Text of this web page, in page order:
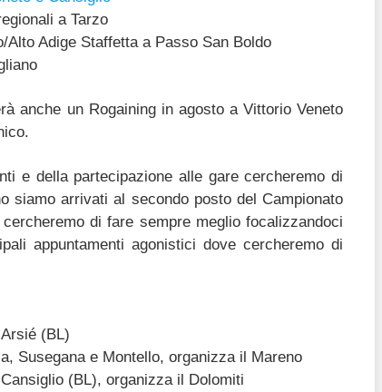
a Tarzo
Alto Adige Staffetta a Passo San Boldo
anche un Rogaining in agosto a Vittorio Veneto
e della partecipazione alle gare cercheremo di
siamo arrivati al secondo posto del Campionato
di fare sempre meglio focalizzandoci
appuntamenti agonistici dove cercheremo di
(BL)
Susegana e Montello, organizza il Mareno
(BL), organizza il Dolomiti